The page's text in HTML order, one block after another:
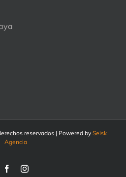
reservados | Powered by Seisk
Agencia
FacebookInstagram